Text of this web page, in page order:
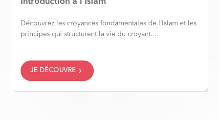
Découvrez les croyances fondamentales de l’Islam et les
principes qui structurent la vie du croyant....
JE DÉCOUVRE